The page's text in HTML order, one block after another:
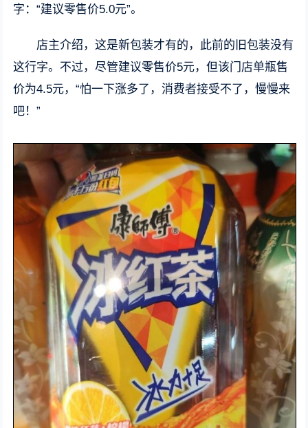
字：“建议零售价5.0元”。
店主介绍，这是新包装才有的，此前的旧包装没有
这行字。不过，尽管建议零售价5元，但该门店单瓶售
价为4.5元，“怕一下涨多了，消费者接受不了，慢慢来
吧！”